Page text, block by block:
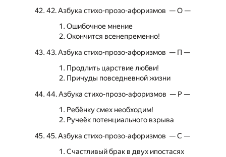
42. Азбука стихо-прозо-афоризмов — О —
Ошибочное мнение
Окончится всенепременно!
43. Азбука стихо-прозо-афоризмов — П —
Продлить царствие любви!
Причуды повседневной жизни
44. Азбука стихо-прозо-афоризмов — Р —
Ребёнку смех необходим!
Ручеёк потенциального взрыва
45. Азбука стихо-прозо-афоризмов — С —
Счастливый брак в двух ипостасях